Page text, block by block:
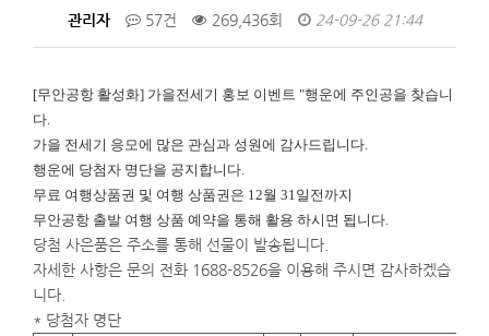
관리자 57건 269,436회 24-09-26 21:44
[무안공항 활성화] 가을전세기 홍보 이벤트 "행운에 주인공을 찾습니
다.
가을 전세기 응모에 많은 관심과 성원에 감사드립니다.
행운에 당첨자 명단을 공지합니다.
무료 여행상품권 및 여행 상품권은 12월 31일전까지
무안공항 출발 여행 상품 예약을 통해 활용 하시면 됩니다.
당첨 사은품은 주소를 통해 선물이 발송됩니다.
자세한 사항은 문의 전화 1688-8526을 이용해 주시면 감사하겠습
니다.
* 당첨자 명단